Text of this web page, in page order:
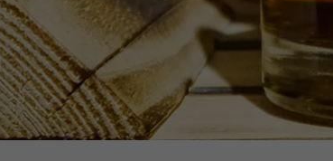
Statistiken (2)
Statistik Cookies
verstehen, wie unsere